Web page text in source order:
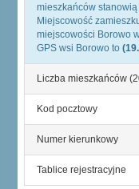
mieszkańców stanowią
Miejscowość
miejscowości Borowo
GPS wsi Borowo to
Liczba mieszkańców
Kod pocztowy
Numer kierunkowy
Tablice rejestracyjne